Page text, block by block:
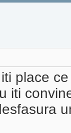
place
iti